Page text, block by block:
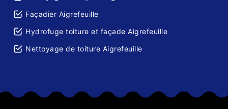
Façadier Aigrefeuille
Hydrofuge toiture et façade Aigrefeuille
Nettoyage de toiture Aigrefeuille